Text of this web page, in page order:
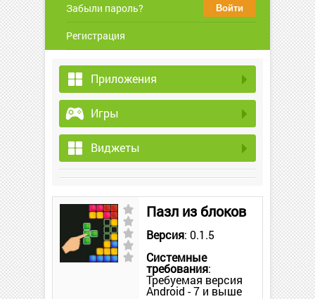
Забыли пароль?
Регистрация
Приложения
Игры
Виджеты
Пазл из блоков
Версия: 0.1.5
Системные
требования:
Требуемая версия
Android - 7 и выше